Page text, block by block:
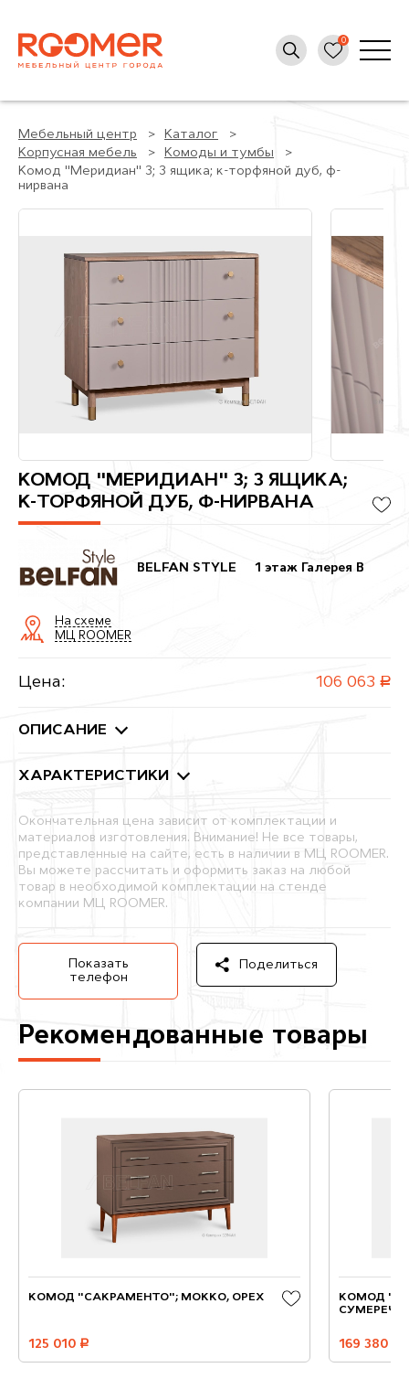
Мебельный центр
Каталог
Корпусная мебель
Комоды и тумбы
Комод "Меридиан" 3; 3 ящика; к-торфяной дуб, ф-
нирвана
КОМОД "МЕРИДИАН" 3; 3 ЯЩИКА;
К-ТОРФЯНОЙ ДУБ, Ф-НИРВАНА
BELFAN STYLE 1 этаж Галерея B
На схеме
МЦ ROOMER
Цена: 106 063 руб.
ОПИСАНИЕ
ХАРАКТЕРИСТИКИ
Окончательная цена зависит от комплектации и
материалов изготовления. Внимание! Не все товары,
представленные на сайте, есть в наличии в МЦ ROOMER.
Вы можете рассчитать и оформить заказ на любой
товар в необходимой комплектации на стенде
компании МЦ ROOMER.
Показать
телефон
Поделиться
Рекомендованные товары
КОМОД "САКРАМЕНТО"; МОККО, ОРЕХ
125 010 руб.
КОМОД
169 380